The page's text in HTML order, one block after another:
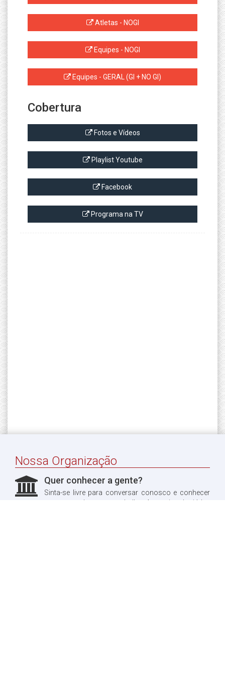
Atletas - NOGI
Equipes - NOGI
Equipes - GERAL (GI + NO GI)
Cobertura
Fotos e Vídeos
Playlist Youtube
Facebook
Programa na TV
Nossa Organização
Quer conhecer a gente?
Sinta-se livre para conversar conosco e conhecer
um pouco do nosso trabalho. Aproveitando, já leu